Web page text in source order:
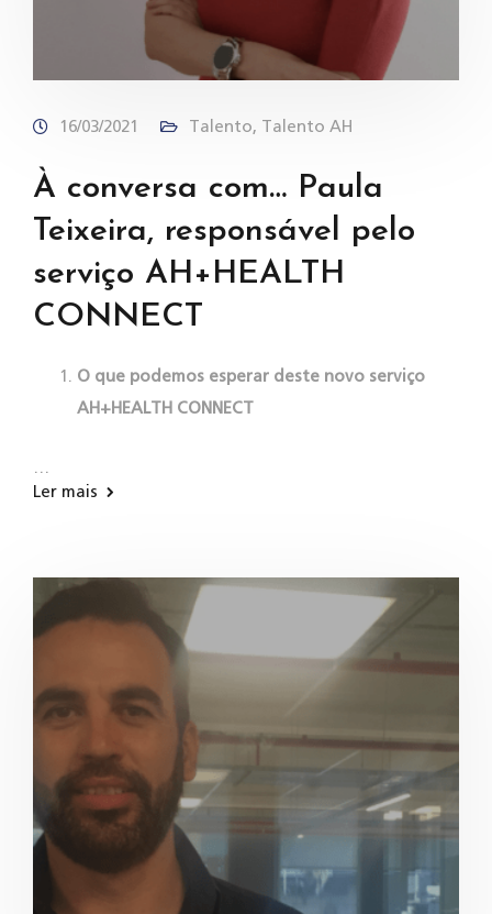
16/03/2021 Talento, Talento AH
À conversa com… Paula
Teixeira, responsável pelo
serviço AH+HEALTH
CONNECT
O que podemos esperar deste novo serviço
AH+HEALTH CONNECT
Ler mais